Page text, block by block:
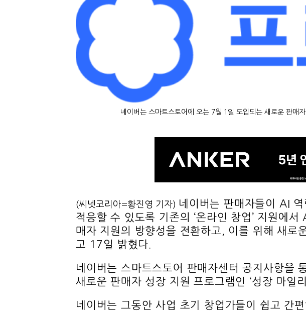
네이버는 스마트스토어에 오는 7월 1일 도입되는 새로운 판매
(씨넷코리아=황진영 기자) 네이버는 판매자들이 AI
적응할 수 있도록 기존의 ‘온라인 창업’ 지원에서
매자 지원의 방향성을 전환하고, 이를 위해 새로
고 17일 밝혔다.
네이버는 스마트스토어 판매자센터 공지사항을
새로운 판매자 성장 지원 프로그램인 ‘성장 마일
네이버는 그동안 사업 초기 창업가들이 쉽고 간